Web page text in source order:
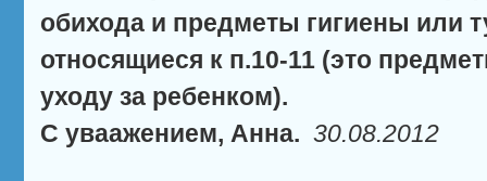
обихода и предметы гигиены или
относящиеся к п.10-11 (это
уходу за ребенком).
С уваажением, Анна. 30.08.2012